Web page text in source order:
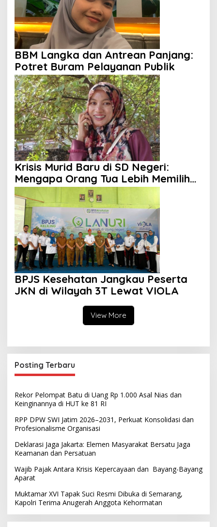
BBM Langka dan Antrean Panjang:
Potret Buram Pelayanan Publik
Krisis Murid Baru di SD Negeri:
Mengapa Orang Tua Lebih Memilih
Sekolah Swasta?
BPJS Kesehatan Jangkau Peserta
JKN di Wilayah 3T Lewat VIOLA
View More
Posting Terbaru
Rekor Pelompat Batu di Uang Rp 1.000 Asal Nias dan
Keinginannya di HUT ke 81 RI
RPP DPW SWI Jatim 2026–2031, Perkuat Konsolidasi dan
Profesionalisme Organisasi
Deklarasi Jaga Jakarta: Elemen Masyarakat Bersatu Jaga
Keamanan dan Persatuan
Wajib Pajak Antara Krisis Kepercayaan dan Bayang-Bayang
Aparat
Muktamar XVI Tapak Suci Resmi Dibuka di Semarang,
Kapolri Terima Anugerah Anggota Kehormatan